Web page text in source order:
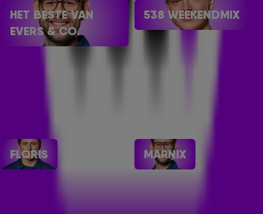
HET BESTE VAN
EVERS & CO.
538 WEEKENDMIX
FLORIS MARNIX